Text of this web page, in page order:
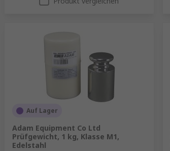
Auf Lager
Adam Equipment Co Ltd
Prüfgewicht, 1 kg, Klasse M1,
Edelstahl